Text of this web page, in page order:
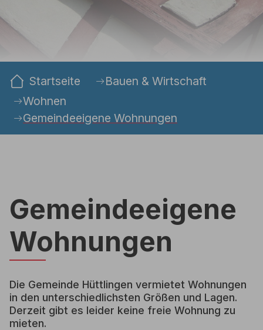
Startseite
Bauen & Wirtschaft
Wohnen
Gemeindeeigene Wohnungen
Gemeindeeigene
Wohnungen
Die Gemeinde Hüttlingen vermietet Wohnungen
in den unterschiedlichsten Größen und Lagen.
Derzeit gibt es leider keine freie Wohnung zu
mieten.